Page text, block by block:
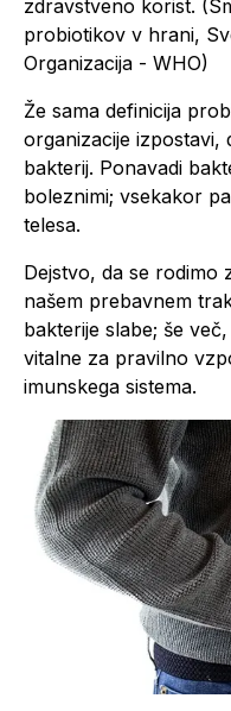
zdravstveno korist.
probiotikov v hrani,
Organizacija - WHO)
Že sama definicija
organizacije izpostavi,
bakterij. Ponavadi
boleznimi; vsekakor
telesa.
Dejstvo, da se rodimo
našem prebavnem
bakterije slabe; še
vitalne za pravilno
imunskega sistema.